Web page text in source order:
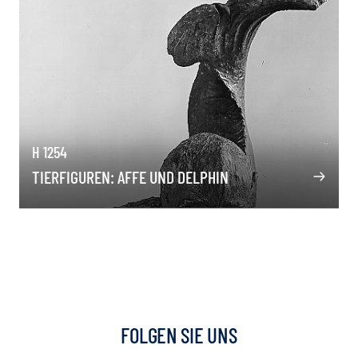
H 1254
TIERFIGUREN: AFFE UND DELPHIN
FOLGEN SIE UNS